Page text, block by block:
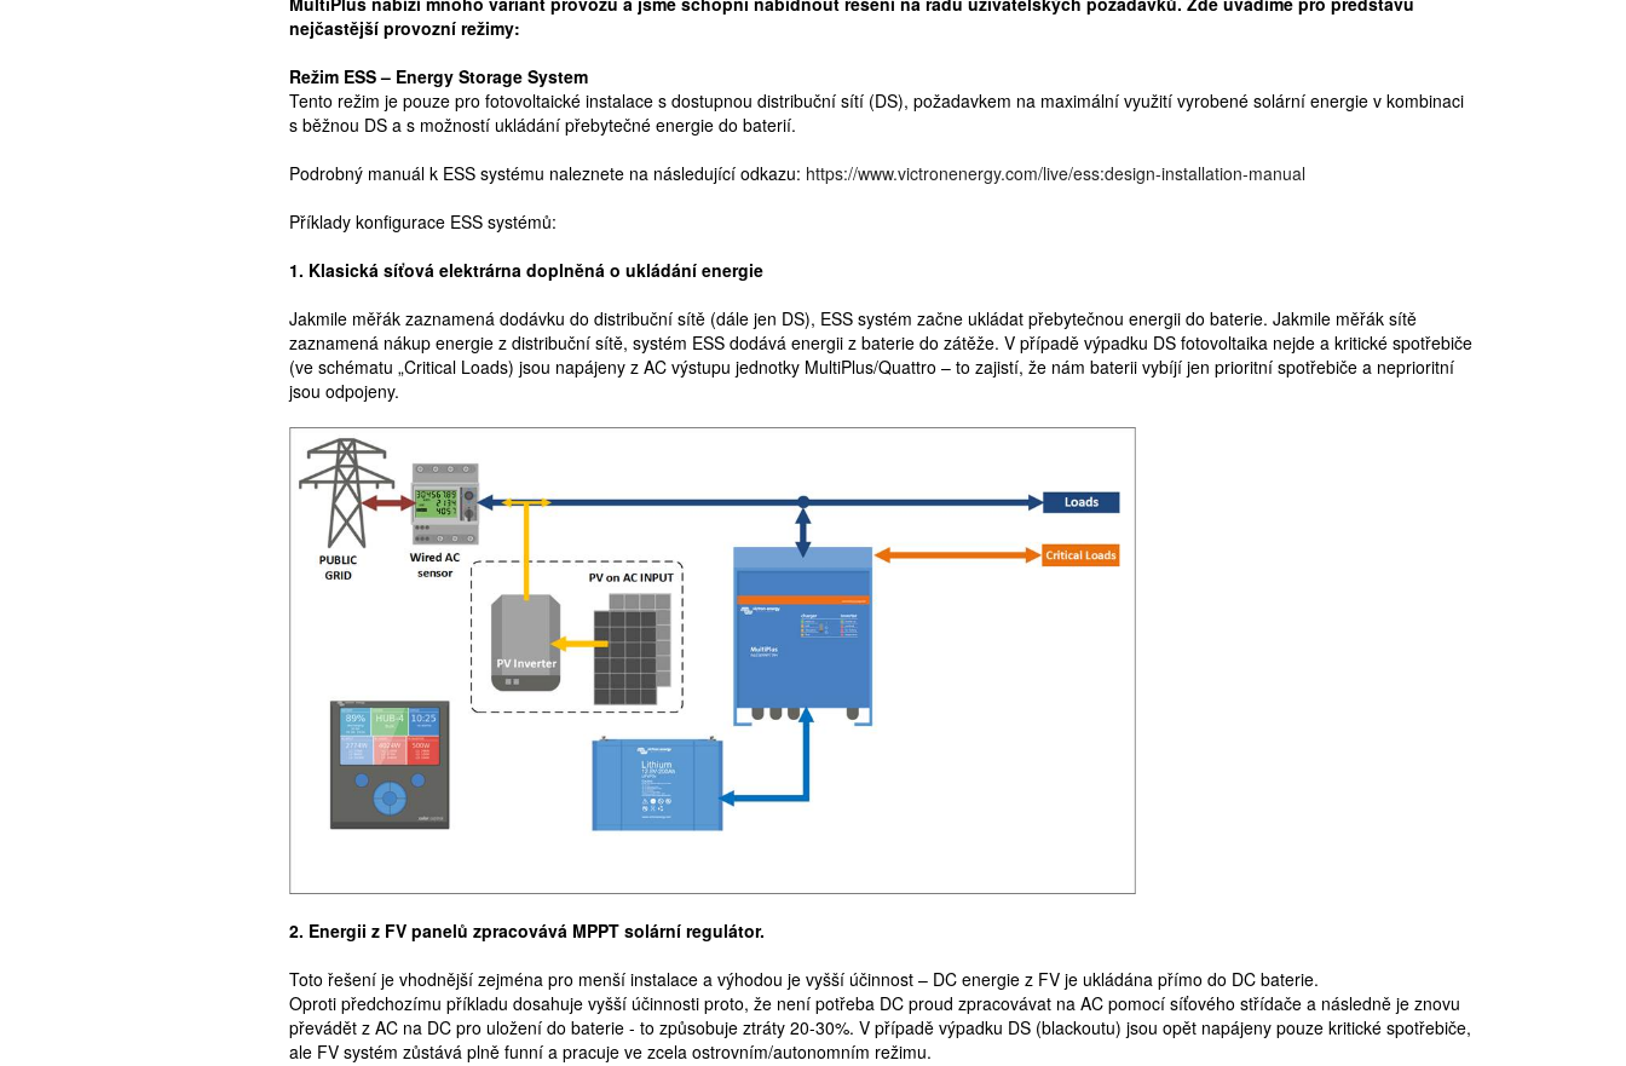
nejčastější provozní režimy:
Režim ESS – Energy Storage System
Tento režim je pouze pro fotovoltaické instalace s dostupnou distribuční sítí (DS), požadavkem na maximální využití vyrobené solární energie v kombinaci
s běžnou DS a s možností ukládání přebytečné energie do baterií.
Podrobný manuál k ESS systému naleznete na následující odkazu: https://www.victronenergy.com/live/ess:design-installation-manual
Příklady konfigurace ESS systémů:
1. Klasická síťová elektrárna doplněná o ukládání energie
Jakmile měřák zaznamená dodávku do distribuční sítě (dále jen DS), ESS systém začne ukládat přebytečnou energii do baterie. Jakmile měřák sítě
zaznamená nákup energie z distribuční sítě, systém ESS dodává energii z baterie do zátěže. V případě výpadku DS fotovoltaika nejde a kritické spotřebiče
(ve schématu „Critical Loads) jsou napájeny z AC výstupu jednotky MultiPlus/Quattro – to zajistí, že nám baterii vybíjí jen prioritní spotřebiče a neprioritní
jsou odpojeny.
2. Energii z FV panelů zpracovává MPPT solární regulátor.
Toto řešení je vhodnější zejména pro menší instalace a výhodou je vyšší účinnost – DC energie z FV je ukládána přímo do DC baterie.
Oproti předchozímu příkladu dosahuje vyšší účinnosti proto, že není potřeba DC proud zpracovávat na AC pomocí síťového střídače a následně je znovu
převádět z AC na DC pro uložení do baterie - to způsobuje ztráty 20-30%. V případě výpadku DS (blackoutu) jsou opět napájeny pouze kritické spotřebiče,
ale FV systém zůstává plně funní a pracuje ve zcela ostrovním/autonomním režimu.